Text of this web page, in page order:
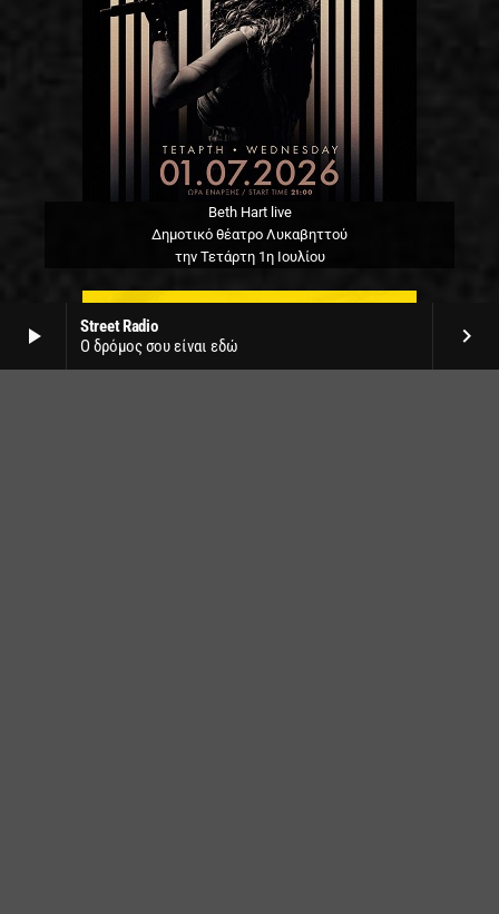
play_arrow
Street Radio
Ο δρόμος σου είναι εδώ
keyboard_arrow_right
Beth Hart live
Δημοτικό θέατρο Λυκαβηττού
την Τετάρτη 1η Ιουλίου